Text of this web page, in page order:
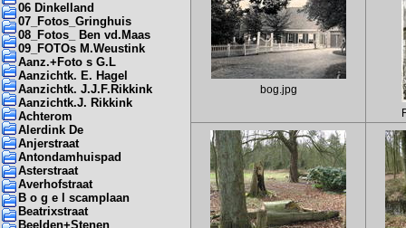
06 Dinkelland
07_Fotos_Gringhuis
08_Fotos_ Ben vd.Maas
09_FOTOs M.Weustink
Aanz.+Foto s G.L
Aanzichtk. E. Hagel
Aanzichtk. J.J.F.Rikkink
Aanzichtk.J. Rikkink
Achterom
Alerdink De
Anjerstraat
Antondamhuispad
Asterstraat
Averhofstraat
B o g e l scamplaan
Beatrixstraat
Beelden+Stenen
bog.jpg